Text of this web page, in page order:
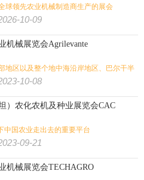
球领先农业机械制造商生产的展会
10-09
机械展览会Agrilevante
地区以及整个地中海沿岸地区、巴尔干半
型展会10-08
）农化农机及种业展览会CAC
中国农业走出去的重要平台
09-21
机械展览会TECHAGRO